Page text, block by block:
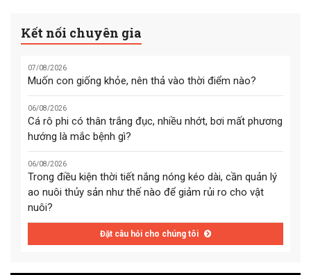
Kết nối chuyên gia
07/08/2026
Muốn con giống khỏe, nên thả vào thời điểm nào?
06/08/2026
Cá rô phi có thân trắng đục, nhiều nhớt, bơi mất phương
hướng là mắc bệnh gì?
06/08/2026
Trong điều kiện thời tiết nắng nóng kéo dài, cần quản lý
ao nuôi thủy sản như thế nào để giảm rủi ro cho vật
nuôi?
Đặt câu hỏi cho chúng tôi